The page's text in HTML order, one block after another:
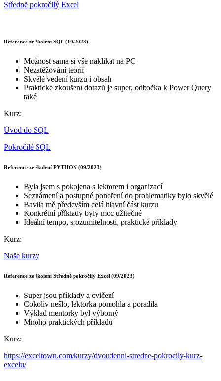
Středně pokročilý Excel
Reference ze školení SQL (10/2023)
Možnost sama si vše naklikat na PC
Nezatěžování teorií
Skvělé vedení kurzu i obsah
Praktické zkoušení dotazů je super, odbočka k Power Query
také
Kurz:
Úvod do SQL
Pokročilé SQL
Reference ze školení PYTHON (09/2023)
Byla jsem s pokojena s lektorem i organizací
Seznámení a postupné ponoření do problematiky bylo skvělé
Bavila mě především celá hlavní část kurzu
Konkrétní příklady byly moc užitečné
Ideální tempo, srozumitelnosti, praktické příklady
Kurz:
Naše kurzy
Reference ze školení Středně pokročilý Excel (09/2023)
Super jsou příklady a cvičení
Cokoliv nešlo, lektorka pomohla a poradila
Výklad mentorky byl výborný
Mnoho praktických příkladů
Kurz:
https://exceltown.com/kurzy/dvoudenni-stredne-pokrocily-kurz-
excelu/